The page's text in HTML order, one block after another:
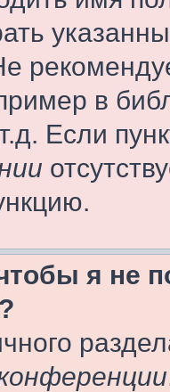
в
Если
я не